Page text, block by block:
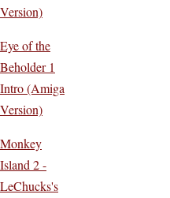
Version)
Eye of the
Beholder 1
Intro (Amiga
Version)
Monkey
Island 2 -
LeChucks's